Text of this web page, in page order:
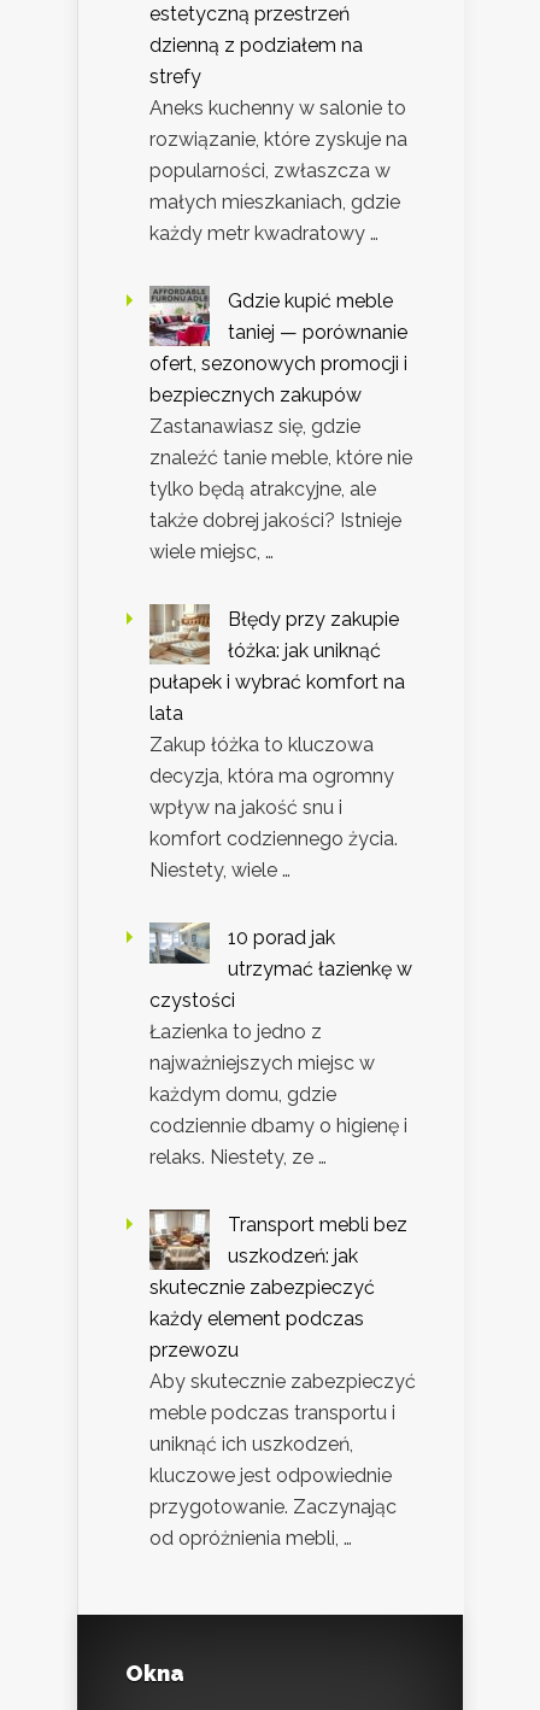
estetyczną przestrzeń
dzienną z podziałem na
strefy
Aneks kuchenny w salonie to
rozwiązanie, które zyskuje na
popularności, zwłaszcza w
małych mieszkaniach, gdzie
każdy metr kwadratowy …
Gdzie kupić meble
taniej — porównanie
ofert, sezonowych promocji i
bezpiecznych zakupów
Zastanawiasz się, gdzie
znaleźć tanie meble, które nie
tylko będą atrakcyjne, ale
także dobrej jakości? Istnieje
wiele miejsc, …
Błędy przy zakupie
łóżka: jak uniknąć
pułapek i wybrać komfort na
lata
Zakup łóżka to kluczowa
decyzja, która ma ogromny
wpływ na jakość snu i
komfort codziennego życia.
Niestety, wiele …
10 porad jak
utrzymać łazienkę w
czystości
Łazienka to jedno z
najważniejszych miejsc w
każdym domu, gdzie
codziennie dbamy o higienę i
relaks. Niestety, ze …
Transport mebli bez
uszkodzeń: jak
skutecznie zabezpieczyć
każdy element podczas
przewozu
Aby skutecznie zabezpieczyć
meble podczas transportu i
uniknąć ich uszkodzeń,
kluczowe jest odpowiednie
przygotowanie. Zaczynając
od opróżnienia mebli, …
Okna